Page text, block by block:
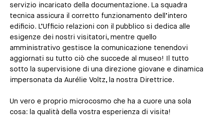
servizio incaricato della documentazione. La squadra
tecnica assicura il corretto funzionamento dell’intero
edificio. L’Ufficio relazioni con il pubblico si dedica alle
esigenze dei nostri visitatori, mentre quello
amministrativo gestisce la comunicazione tenendovi
aggiornati su tutto ciò che succede al museo! Il tutto
sotto la supervisione di una direzione giovane e dinamica
impersonata da Aurélie Voltz, la nostra Direttrice.
Un vero e proprio microcosmo che ha a cuore una sola
cosa: la qualità della vostra esperienza di visita!